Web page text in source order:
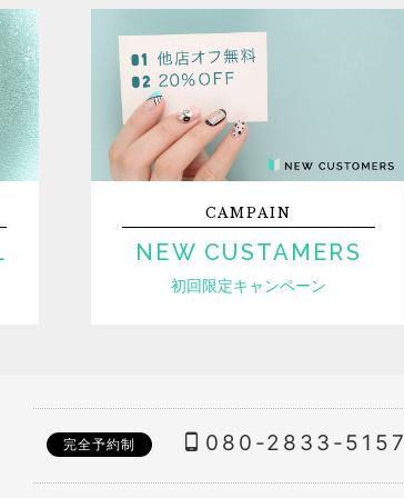
CAMPAIN
NEW CUSTAMERS
初回限定キャンペーン
完全予約制 080-2833-5157